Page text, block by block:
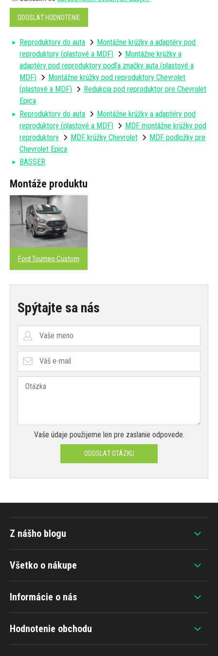
ODOSLAŤ HODNOTENIE
Reproduktory do auta
Montážne krúžky a adaptéry pod
reproduktory (plastové a MDF)
Montážne krúžky a
adaptéry pod reproduktory podľa značky auta (plastové a
MDF)
Montážne krúžky pod reproduktory Chevrolet
(plastové a MDF)
Redukcia pod reproduktor pre Chevrolet
Epica
Reproduktory do auta
Montážne krúžky a adaptéry pod
reproduktory (plastové a MDF)
MDF montážne krúžky pod
reproduktory
MDF krúžky Chevrolet
MDF podložky pre
Chevrolet Epica
BASSER
Montáže produktu
Ford Tourneo Custom
Spýtajte sa nás
Vaše údaje použijeme len pre zaslanie odpovede.
ODOSLAŤ OTÁZKU
Všetko o nákupe
Informácie o nás
Hodnotenie obchodu
Z nášho blogu